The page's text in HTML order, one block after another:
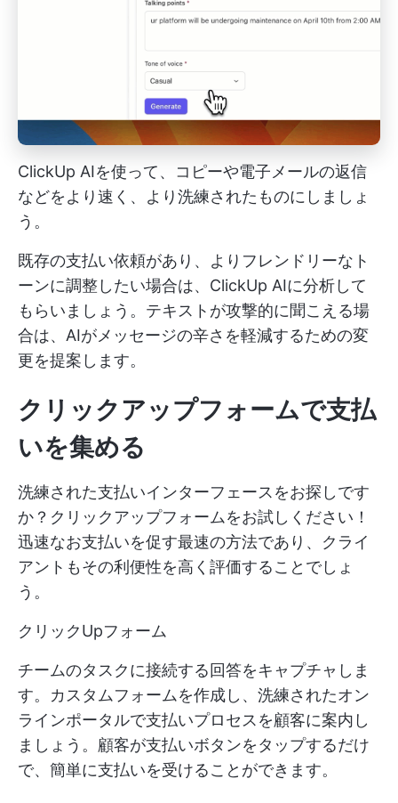
ClickUp AIを使って、コピーや電子メールの返信
などをより速く、より洗練されたものにしましょ
う。
既存の支払い依頼があり、よりフレンドリーなト
ーンに調整したい場合は、ClickUp AIに分析して
もらいましょう。テキストが攻撃的に聞こえる場
合は、AIがメッセージの辛さを軽減するための変
更を提案します。
クリックアップフォームで支払
いを集める
洗練された支払いインターフェースをお探しです
か？クリックアップフォームをお試しください！
迅速なお支払いを促す最速の方法であり、クライ
アントもその利便性を高く評価することでしょ
う。
クリックUpフォーム
チームのタスクに接続する回答をキャプチャしま
す。カスタムフォームを作成し、洗練されたオン
ラインポータルで支払いプロセスを顧客に案内し
ましょう。顧客が支払いボタンをタップするだけ
で、簡単に支払いを受けることができます。